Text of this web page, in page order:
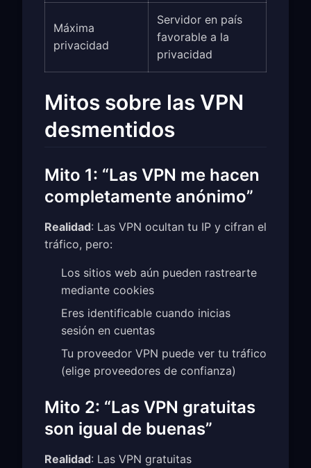
Máxima
privacidad
Servidor en país
favorable a la
privacidad
Mitos sobre las VPN
desmentidos
Mito 1: “Las VPN me hacen
completamente anónimo”
Realidad: Las VPN ocultan tu IP y cifran el
tráfico, pero:
Los sitios web aún pueden rastrearte
mediante cookies
Eres identificable cuando inicias
sesión en cuentas
Tu proveedor VPN puede ver tu tráfico
(elige proveedores de confianza)
Mito 2: “Las VPN gratuitas
son igual de buenas”
Realidad: Las VPN gratuitas